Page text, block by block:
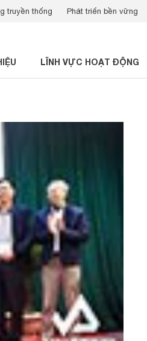
truyền thống Phát triển bền vững
LĨNH VỰC HOẠT ĐỘNG